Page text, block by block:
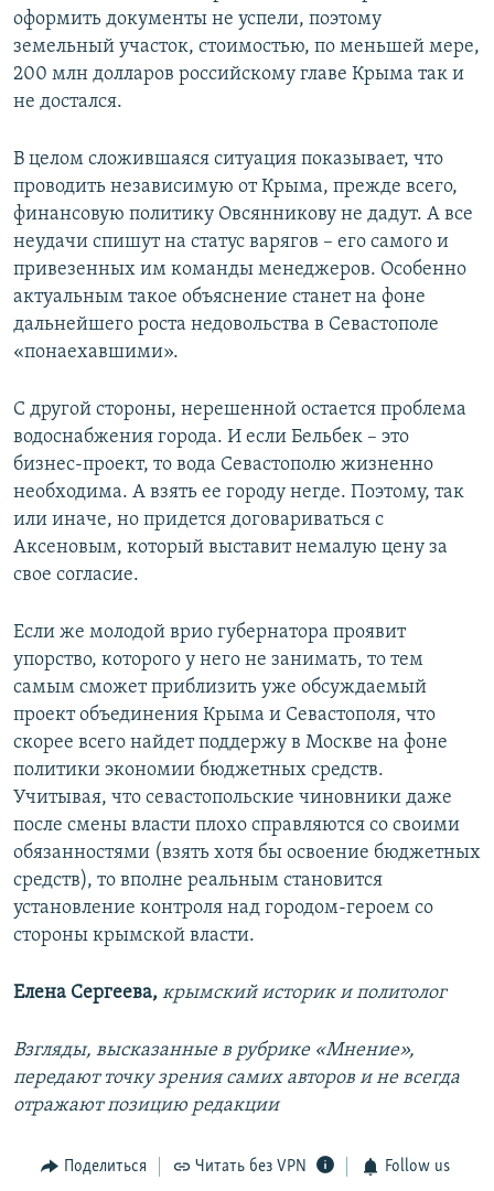
оформить документы не успели, поэтому
земельный участок, стоимостью, по меньшей мере,
200 млн долларов российскому главе Крыма так и
не достался.
В целом сложившаяся ситуация показывает, что
проводить независимую от Крыма, прежде всего,
финансовую политику Овсянникову не дадут. А все
неудачи спишут на статус варягов – его самого и
привезенных им команды менеджеров. Особенно
актуальным такое объяснение станет на фоне
дальнейшего роста недовольства в Севастополе
«понаехавшими».
С другой стороны, нерешенной остается проблема
водоснабжения города. И если Бельбек – это
бизнес-проект, то вода Севастополю жизненно
необходима. А взять ее городу негде. Поэтому, так
или иначе, но придется договариваться с
Аксеновым, который выставит немалую цену за
свое согласие.
Если же молодой врио губернатора проявит
упорство, которого у него не занимать, то тем
самым сможет приблизить уже обсуждаемый
проект объединения Крыма и Севастополя, что
скорее всего найдет поддержу в Москве на фоне
политики экономии бюджетных средств.
Учитывая, что севастопольские чиновники даже
после смены власти плохо справляются со своими
обязанностями (взять хотя бы освоение бюджетных
средств), то вполне реальным становится
установление контроля над городом-героем со
стороны крымской власти.
Елена Сергеева, крымский историк и политолог
Взгляды, высказанные в рубрике «Мнение»,
передают точку зрения самих авторов и не всегда
отражают позицию редакции
Поделиться Читать без VPN Follow us